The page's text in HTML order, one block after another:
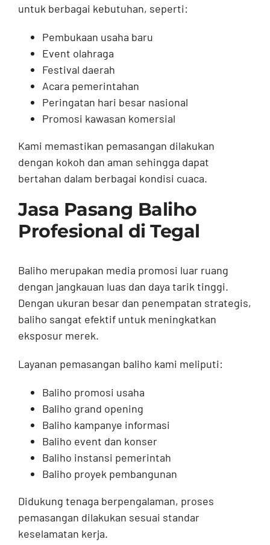
untuk berbagai kebutuhan, seperti:
Pembukaan usaha baru
Event olahraga
Festival daerah
Acara pemerintahan
Peringatan hari besar nasional
Promosi kawasan komersial
Kami memastikan pemasangan dilakukan
dengan kokoh dan aman sehingga dapat
bertahan dalam berbagai kondisi cuaca.
Jasa Pasang Baliho
Profesional di Tegal
Baliho merupakan media promosi luar ruang
dengan jangkauan luas dan daya tarik tinggi.
Dengan ukuran besar dan penempatan strategis,
baliho sangat efektif untuk meningkatkan
eksposur merek.
Layanan pemasangan baliho kami meliputi:
Baliho promosi usaha
Baliho grand opening
Baliho kampanye informasi
Baliho event dan konser
Baliho instansi pemerintah
Baliho proyek pembangunan
Didukung tenaga berpengalaman, proses
pemasangan dilakukan sesuai standar
keselamatan kerja.